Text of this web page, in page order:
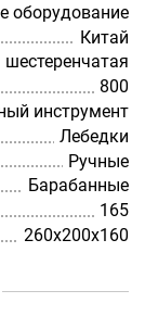
оборудование
Китай
шестеренчатая
800
инструмент
Лебедки
Ручные
Барабанные
165
260х200х160